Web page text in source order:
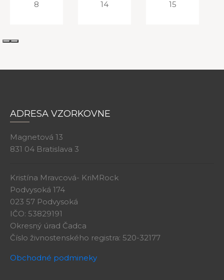
14
15
13
ADRESA VZORKOVNE
Magnetová 13
831 04 Bratislava 3
Kristína Mravcová- KriMRock
Podvysoká 174
023 57 Podvysoká
IČO: 53829191
Okresný úrad Čadca
Číslo živnostenského registra: 520-32177
Obchodné podmineky